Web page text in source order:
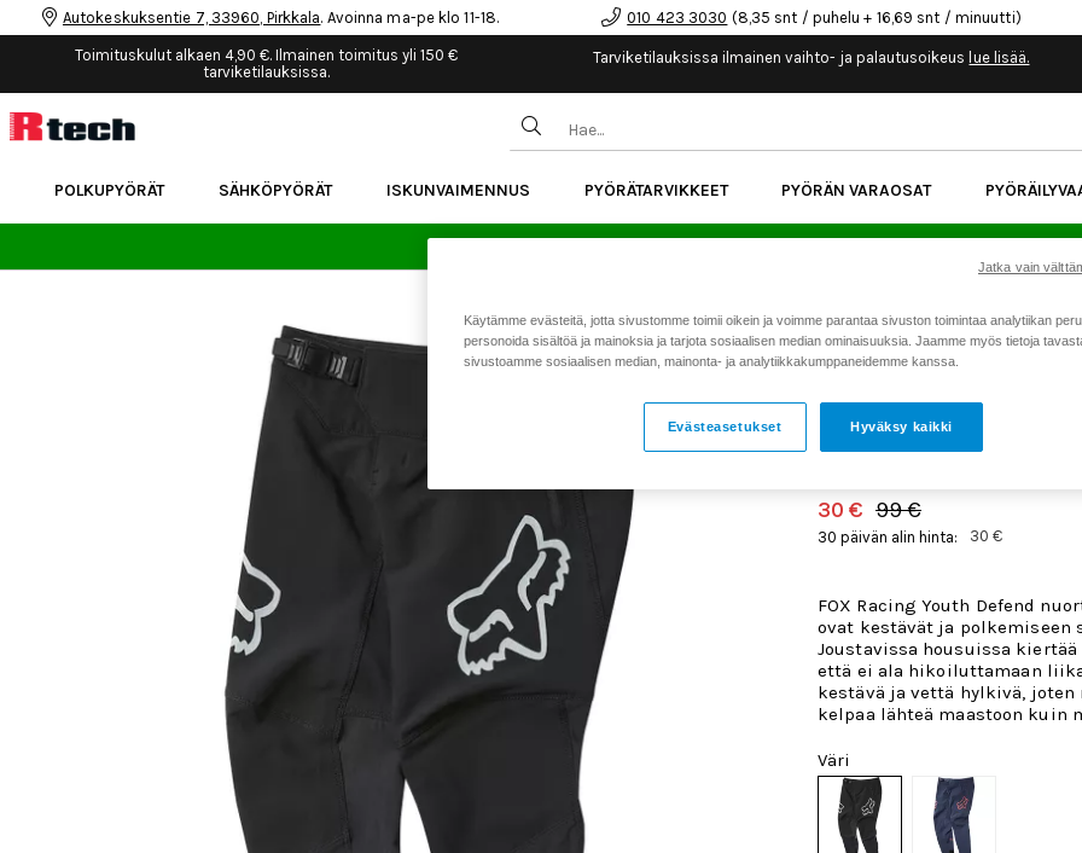
Autokeskuksentie 7, 33960, Pirkkala. Avoinna ma-pe klo 11-18. 010 423 3030 (8,35 snt / puhelu + 16,69 snt / minuutti)
Toimituskulut alkaen 4,90 €. Ilmainen toimitus yli 150 €
tarviketilauksissa.
Tarviketilauksissa ilmainen vaihto- ja palautusoikeus lue lisää.
POLKUPYÖRÄT SÄHKÖPYÖRÄT ISKUNVAIMENNUS PYÖRÄTARVIKKEET PYÖRÄN VARAOSAT
24 kk korotonta maksuaikaa kaikkiin Cube-pyöriin.Lue
30 €
Koti Kaikki tuotteet FOX
PYÖRÄILYHOUSUT
Tuotenumero: 19194
30 € 99 €
30 päivän alin hinta: 30 €
FOX Racing Youth Defend
ovat kestävät ja polkemiseen
Joustavissa housuissa
että ei ala hikoiluttamaan
kestävä ja vettä hylkivä, joten
kelpaa lähteä maastoon kuin
Väri
Käytämme evästeitä, jotta sivustomme toimii oikein ja voimme parantaa sivuston toimintaa analytiikan
personoida sisältöä ja mainoksia ja tarjota sosiaalisen median ominaisuuksia. Jaamme myös tietoja
sivustoamme sosiaalisen median, mainonta- ja analytiikkakumppaneidemme kanssa.
Hyväksy kaikki
Evästeasetukset
Jatka vain